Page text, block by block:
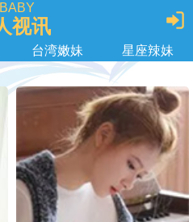
视讯
台湾嫩妹
星座辣妹